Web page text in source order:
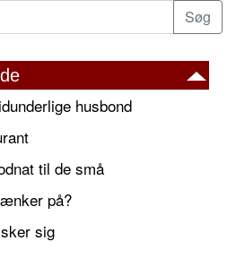
husbond
til de små
på?
sig